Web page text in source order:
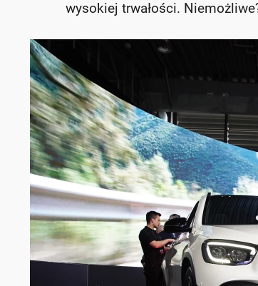
wysokiej trwałości.